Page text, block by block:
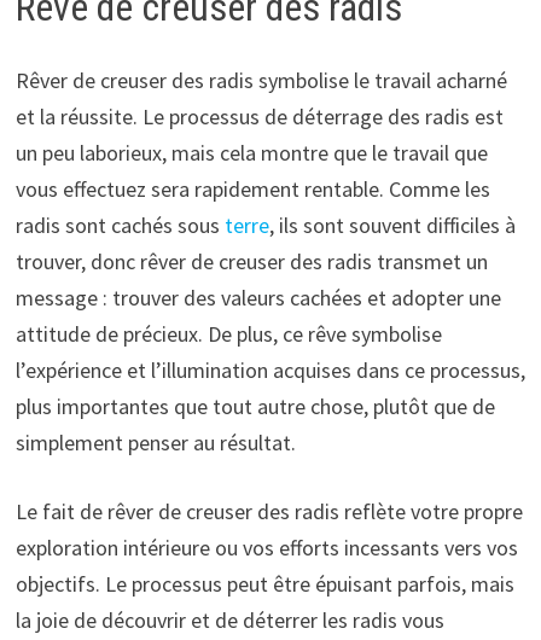
Rêver de creuser des radis symbolise le travail acharné
et la réussite. Le processus de déterrage des radis est
un peu laborieux, mais cela montre que le travail que
vous effectuez sera rapidement rentable. Comme les
radis sont cachés sous terre, ils sont souvent difficiles à
trouver, donc rêver de creuser des radis transmet un
message : trouver des valeurs cachées et adopter une
attitude de précieux. De plus, ce rêve symbolise
l’expérience et l’illumination acquises dans ce processus,
plus importantes que tout autre chose, plutôt que de
simplement penser au résultat.
Le fait de rêver de creuser des radis reflète votre propre
exploration intérieure ou vos efforts incessants vers vos
objectifs. Le processus peut être épuisant parfois, mais
la joie de découvrir et de déterrer les radis vous